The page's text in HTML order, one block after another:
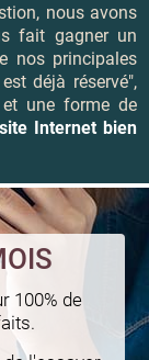
nous avons
fait gagner un
nos principales
déjà réservé",
une forme de
Internet bien
100% de